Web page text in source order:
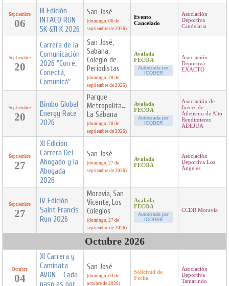
Septiembre
06
III Edición
INTACO RUN
5K &11 K 2026
San José
(domingo, 06 de
septiembre de 2026)
Evento
Cancelado
Asociación
Deportiva
Candelaria
Septiembre
20
Carrera de la
Comunicación
2026 "Corré,
Conectá,
Comunicá"
San José,
Sabana,
Colegio de
Periodistas
(domingo, 20 de
septiembre de 2026)
Avalada
FECOA
Autorizada por
ICODER
Asociación
Deportiva
EXACTO
Septiembre
20
Bimbo Global
Energy Race
2026
Parque
Metropolitano
La Sábana
(domingo, 20 de
septiembre de 2026)
Avalada
FECOA
Autorizada por
ICODER
Asociación de
Jueces de
Atletismo de Alto
Rendimiento
ADEJUA
Septiembre
27
XI Edición
Carrera Del
Abogado y la
Abogada
2026
San José
(domingo, 27 de
septiembre de 2026)
Avalada
FECOA
Asociación
Deportiva Los
Ángeles
Septiembre
27
IV Edición
Saint Francis
Run 2026
Moravia, San
Vicente, Los
Colegios
(domingo, 27 de
septiembre de 2026)
Avalada
FECOA
Autorizada por
ICODER
CCDR Moravia
Octubre 2026
Octubre
04
XI Carrera y
Caminata
AVON - Cada
paso es por
San José
(domingo, 04 de
octubre de 2026)
Solicitud de
Fecha
Asociación
Deportiva
Tamarindo